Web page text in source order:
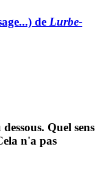
de Lurbe-
Quel sens
n'a pas